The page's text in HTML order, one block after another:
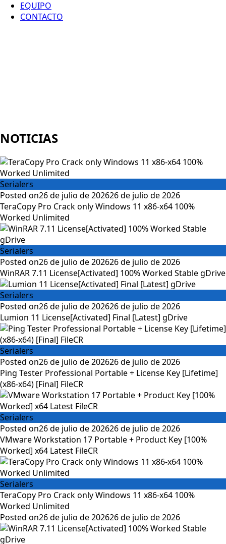
EQUIPO
CONTACTO
NOTICIAS
Serialers
Posted on26 de julio de 202626 de julio de 2026
TeraCopy Pro Crack only Windows 11 x86-x64 100%
Worked Unlimited
Serialers
Posted on26 de julio de 202626 de julio de 2026
WinRAR 7.11 License[Activated] 100% Worked Stable gDrive
Serialers
Posted on26 de julio de 202626 de julio de 2026
Lumion 11 License[Activated] Final [Latest] gDrive
Serialers
Posted on26 de julio de 202626 de julio de 2026
Ping Tester Professional Portable + License Key [Lifetime]
(x86-x64) [Final] FileCR
Serialers
Posted on26 de julio de 202626 de julio de 2026
VMware Workstation 17 Portable + Product Key [100%
Worked] x64 Latest FileCR
Serialers
TeraCopy Pro Crack only Windows 11 x86-x64 100%
Worked Unlimited
Posted on26 de julio de 202626 de julio de 2026